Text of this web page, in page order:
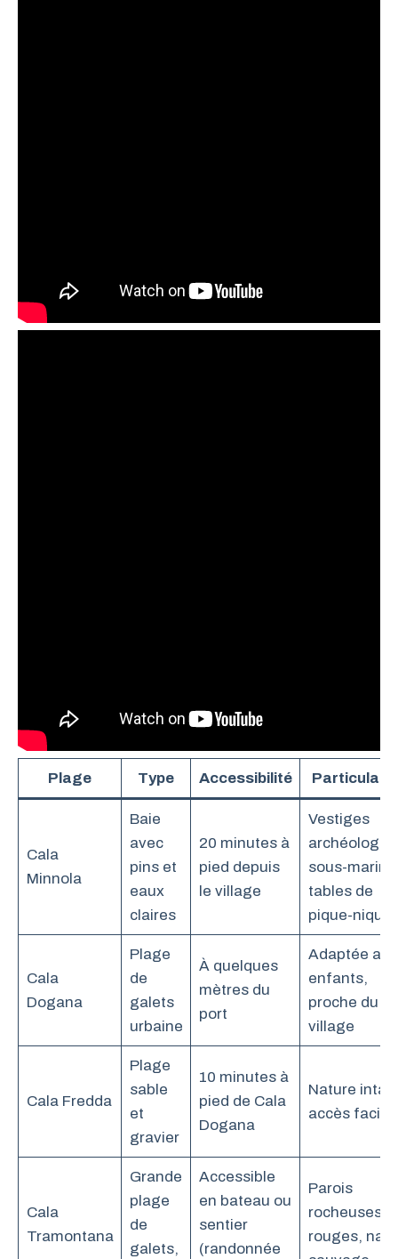
Plage Type Accessibilité
Cala
Minnola
Baie
avec
pins et
eaux
claires
20 minutes à
pied depuis
le village
Vestiges
sous-
tables de
pique-nique
Cala
Dogana
Plage
de
galets
urbaine
À quelques
mètres du
port
Adaptée aux
enfants,
proche du
village
Cala Fredda
Plage
sable
et
gravier
10 minutes à
pied de Cala
Dogana
Nature
accès facile
Cala
Tramontana
Grande
plage
de
galets,
Accessible
en bateau ou
sentier
(randonnée
Parois
rocheuses
rouges,